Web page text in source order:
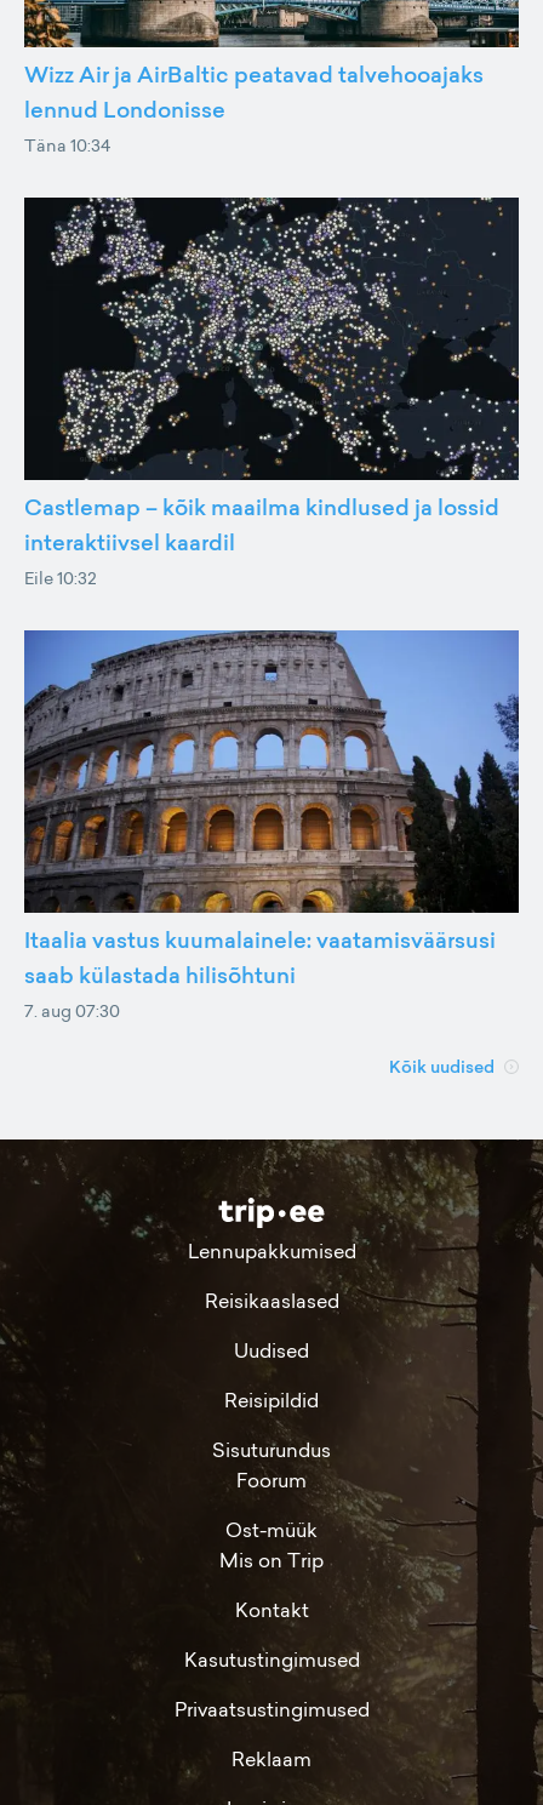
Wizz Air ja AirBaltic peatavad talvehooajaks
lennud Londonisse
Täna 10:34
Castlemap – kõik maailma kindlused ja lossid
interaktiivsel kaardil
Eile 10:32
Itaalia vastus kuumalainele: vaatamisväärsusi
saab külastada hilisõhtuni
7. aug 07:30
Kõik uudised
Lennupakkumised
Reisikaaslased
Uudised
Reisipildid
Sisuturundus
Foorum
Ost-müük
Mis on Trip
Kontakt
Kasutustingimused
Privaatsustingimused
Reklaam